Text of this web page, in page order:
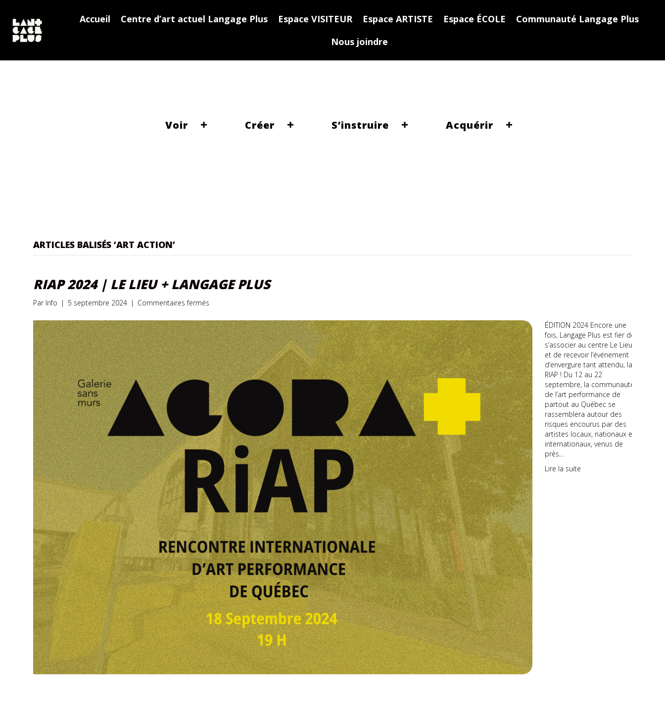
Accueil Centre d’art actuel Langage Plus Espace VISITEUR Espace ARTISTE Espace ÉCOLE
Communauté Langage Plus
Nous joindre
Voir Créer S’instruire Acquérir
ARTICLES BALISÉS ‘ART ACTION’
RIAP 2024 | LE LIEU + LANGAGE PLUS
Par Info | 5 septembre 2024 | Commentaires fermés
2024
|
LE
LIEU
+
LANGAGE
PLUS
ÉDITION 2024 Encore une
fois, Langage Plus est fier de
s’associer au centre Le Lieu
et de recevoir l’événement
d’envergure tant attendu, la
RIAP ! Du 12 au 22
septembre, la communauté
de l’art performance de
partout au Québec se
rassemblera autour des
risques encourus par des
artistes locaux, nationaux et
internationaux, venus de
près…
Lire la suite